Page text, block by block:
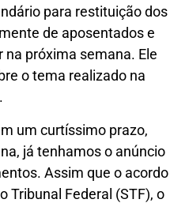
para restituição dos
de aposentados e
próxima semana. Ele
o tema realizado na
um curtíssimo prazo,
já tenhamos o anúncio
Assim que o acordo
Tribunal Federal (STF), o